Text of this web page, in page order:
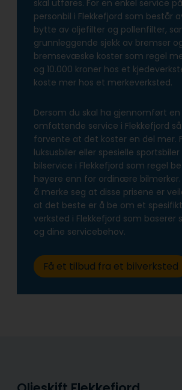
skal utføres. For en enkel service
personbil i Flekkefjord som består
bytte av oljefilter og pollenfilter,
grunnleggende sjekk av bremser
bremsevæske koster som regel
og 10.000 kroner hos et
koste mer hos et merkeverksted.
Dersom du skal ha gjennomført
omfattende service i Flekkefjord
forvente at det koster en del mer.
luksusbiler eller spesielle
bilservice i Flekkefjord som regel
høyere enn for ordinære
å merke seg at disse prisene er
at det beste er å be om et
verksted i Flekkefjord som baserer
og dine servicebehov.
Få et tilbud fra et bilverksted